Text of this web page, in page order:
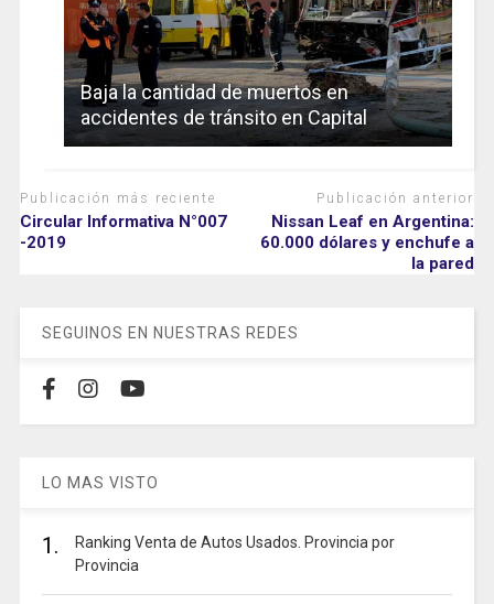
Baja la cantidad de muertos en
accidentes de tránsito en Capital
Publicación más reciente
Circular Informativa N°007
-2019
Publicación anterior
Nissan Leaf en Argentina:
60.000 dólares y enchufe a
la pared
SEGUINOS EN NUESTRAS REDES
LO MAS VISTO
1.
Ranking Venta de Autos Usados. Provincia por
Provincia